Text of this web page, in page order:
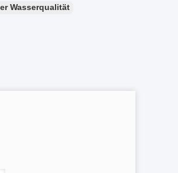
Wasserqualität